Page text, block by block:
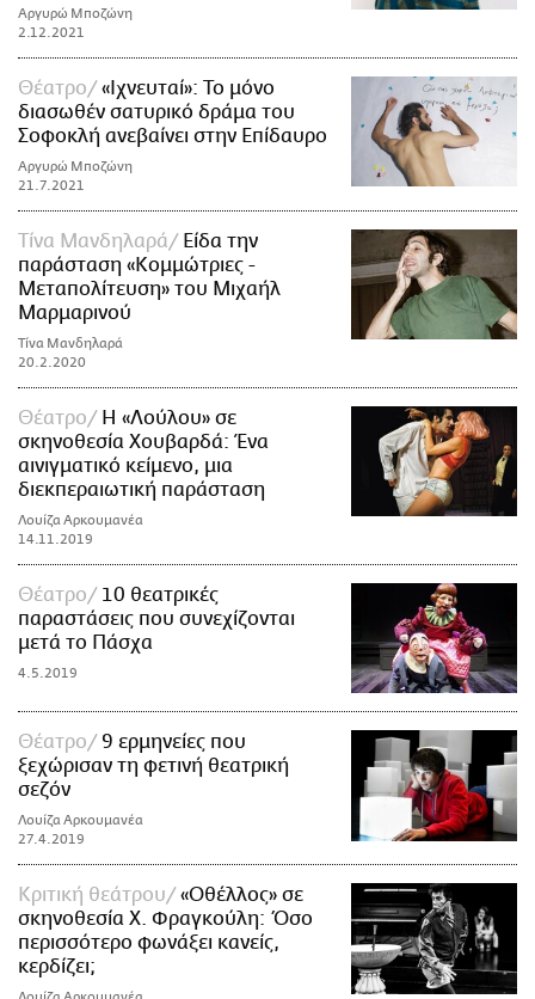
Αργυρώ Μποζώνη
2.12.2021
Θέατρο
«Ιχνευταί»: Το μόνο
διασωθέν σατυρικό δράμα του
Σοφοκλή ανεβαίνει στην Επίδαυρο
Αργυρώ Μποζώνη
21.7.2021
Tίνα Μανδηλαρά
Είδα την
παράσταση «Κομμώτριες -
Μεταπολίτευση» του Μιχαήλ
Μαρμαρινού
Τίνα Μανδηλαρά
20.2.2020
Θέατρο
Η «Λούλου» σε
σκηνοθεσία Χουβαρδά: Ένα
αινιγματικό κείμενο, μια
διεκπεραιωτική παράσταση
Λουίζα Αρκουμανέα
14.11.2019
Θέατρο
10 θεατρικές
παραστάσεις που συνεχίζονται
μετά το Πάσχα
4.5.2019
Θέατρο
9 ερμηνείες που
ξεχώρισαν τη φετινή θεατρική
σεζόν
Λουίζα Αρκουμανέα
27.4.2019
Κριτική θεάτρου
«Oθέλλος» σε
σκηνοθεσία Χ. Φραγκούλη: Όσο
περισσότερο φωνάξει κανείς,
κερδίζει;